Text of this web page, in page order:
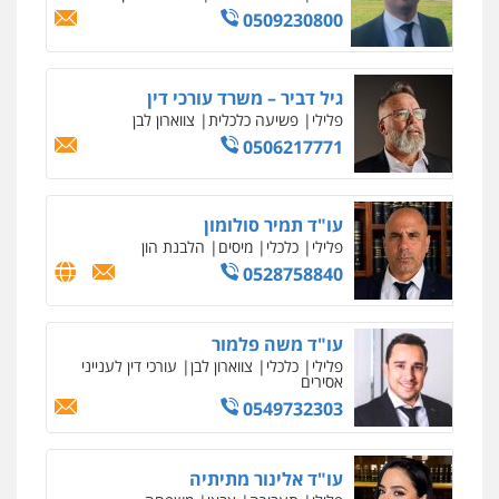
0544723840
עו"ד ראוף נג'אר
פלילי עורכי דין לענייני אסירים מעצרים
סמים רכוש
0548009246
דוד אפרים משרד עורכי דין
פלילי צווארון לבן מס הכנסה מע"מ
0506209859
עדי כרמלי – חברת עו"ד
פלילי כלכלי עורכי דין לענייני אסירים
0525060666
גיא זהבי משרד עורכי דין